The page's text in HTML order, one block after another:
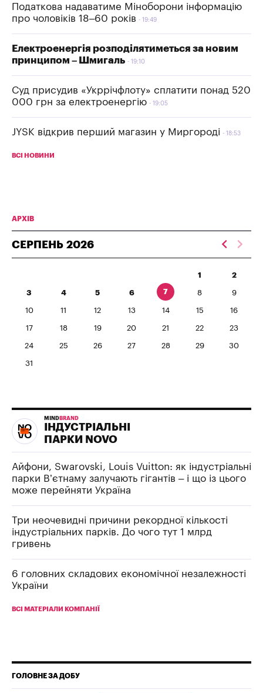
Податкова надаватиме Міноборони інформацію
про чоловіків 18–60 років
19:49
Електроенергія розподілятиметься за новим
принципом – Шмигаль
19:10
Суд присудив «Укррічфлоту» сплатити понад 520
000 грн за електроенергію
19:05
JYSK відкрив перший магазин у Миргороді 18:53
ВСІ НОВИНИ
АРХІВ
СЕРПЕНЬ 2026
1 2
3 4 5 6 7 8 9
10 11 12 13 14 15 16
17 18 19 20 21 22 23
24 25 26 27 28 29 30
31
MIND BRAND
ІНДУСТРІАЛЬНІ
ПАРКИ NOVO
Айфони, Swarovski, Louis Vuitton: як індустріальні
парки В’єтнаму залучають гігантів – і що із цього
може перейняти Україна
Три неочевидні причини рекордної кількості
індустріальних парків. До чого тут 1 млрд
гривень
6 головних складових економічної незалежності
України
ВСІ МАТЕРІАЛИ КОМПАНІЇ
ГОЛОВНЕ ЗА ДОБУ